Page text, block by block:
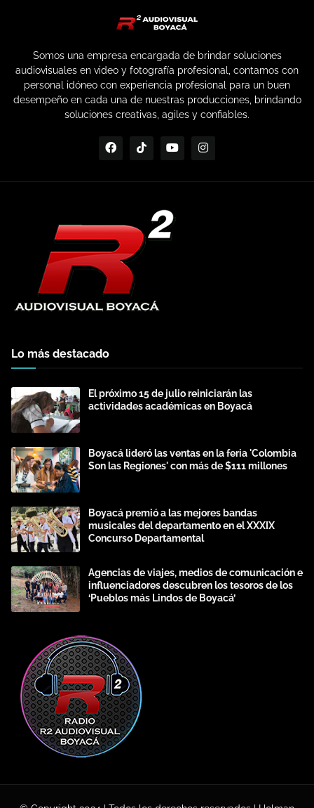
Somos una empresa encargada de brindar soluciones
audiovisuales en video y fotografía profesional, contamos con
personal idóneo con experiencia profesional para un buen
desempeño en cada una de nuestras producciones, brindando
soluciones creativas, agiles y confiables.
Lo más destacado
El próximo 15 de julio reiniciarán las
actividades académicas en Boyacá
Boyacá lideró las ventas en la feria 'Colombia
Son las Regiones' con más de $111 millones
Boyacá premió a las mejores bandas
musicales del departamento en el XXXIX
Concurso Departamental
Agencias de viajes, medios de comunicación e
influenciadores descubren los tesoros de los
‘Pueblos más Lindos de Boyacá’